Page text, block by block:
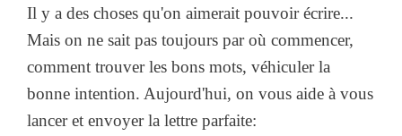
Il y a des choses qu'on aimerait pouvoir écrire...
Mais on ne sait pas toujours par où commencer,
comment trouver les bons mots, véhiculer la
bonne intention. Aujourd'hui, on vous aide à vous
lancer et envoyer la lettre parfaite: